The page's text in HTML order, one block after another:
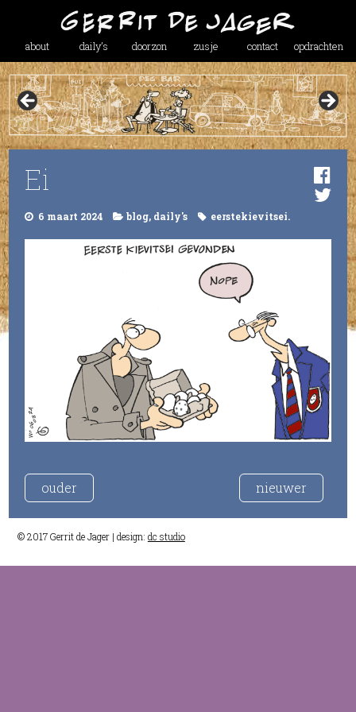
about daily’s doorzon zusje contact opdrachten
Ei
6 maart 2024 blog, daily's eerstekievitsei.
ouder nieuwer
© 2017 Gerrit de Jager | design: dc studio